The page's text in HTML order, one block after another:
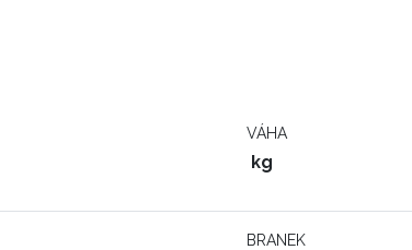
VÁHA
kg
BRANEK